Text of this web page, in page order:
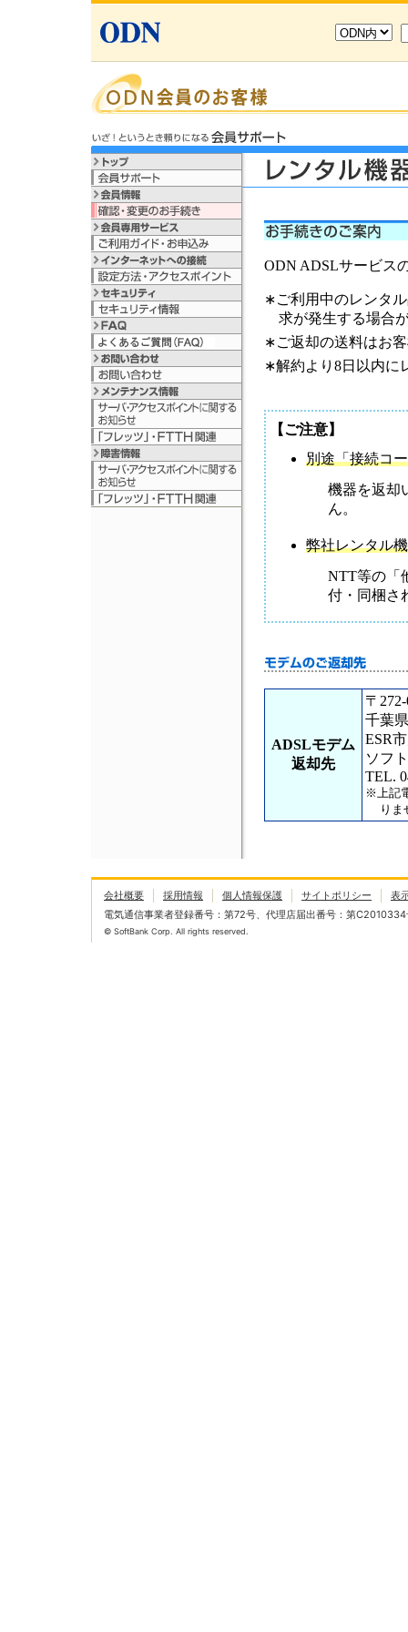
ODN ADSLサービス
∗ご利用中のレンタ
求が発生する場合
∗ご返却の送料はお
∗解約より8日以内に
【ご注意】
別途「接続コ
機器を返却
ん。
弊社レンタル
NTT等の「
付・同梱さ
ADSLモデム
返却先
〒
千葉
ESR
ソフ
TEL.
※上記
りま
会社概要 採用情報 個人情報保護 サイトポリシー
表
電気通信事業者登録番号：第72号、代理店届出番号：第C2010334
© SoftBank Corp. All rights reserved.